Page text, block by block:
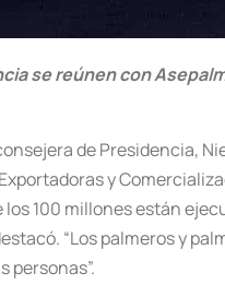
se reúnen con
de Presidencia,
y
100 millones están
“Los palmeros y
personas”.